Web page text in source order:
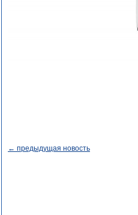
← предыдущая новость